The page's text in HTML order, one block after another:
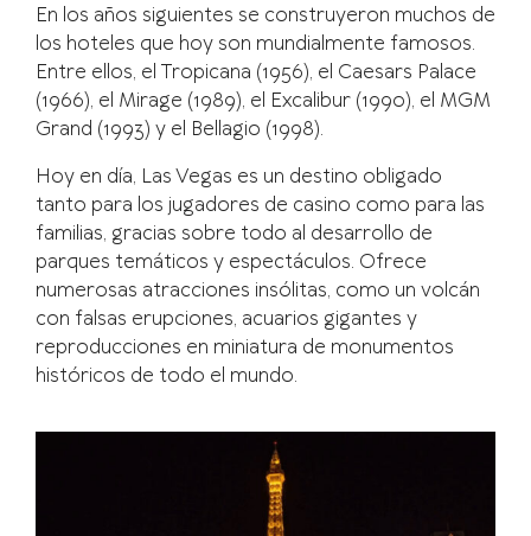
En los años siguientes se construyeron muchos de
los hoteles que hoy son mundialmente famosos.
Entre ellos, el Tropicana (1956), el Caesars Palace
(1966), el Mirage (1989), el Excalibur (1990), el MGM
Grand (1993) y el Bellagio (1998).
Hoy en día, Las Vegas es un destino obligado
tanto para los jugadores de casino como para las
familias, gracias sobre todo al desarrollo de
parques temáticos y espectáculos. Ofrece
numerosas atracciones insólitas, como un volcán
con falsas erupciones, acuarios gigantes y
reproducciones en miniatura de monumentos
históricos de todo el mundo.